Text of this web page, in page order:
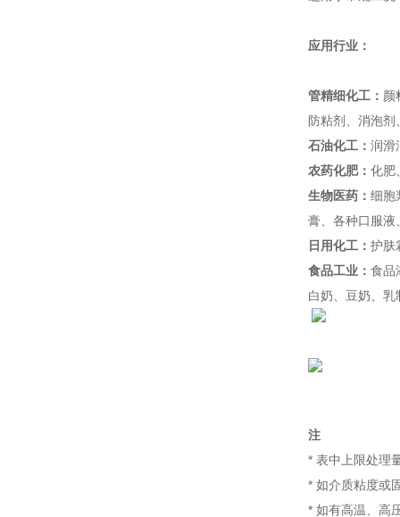
应用行业：
管精细化工： 颜
防粘剂、消泡
石油化工： 润滑
农药化肥： 化肥
生物医药： 细胞
膏、各种口服液
日用化工： 护肤
食品工业： 食品
白奶、豆奶、乳
注
* 表中上限处理
* 如介质粘度或
* 如有高温、高